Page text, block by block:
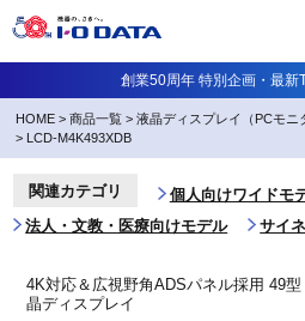
創業50周年 特別企画・最新
HOME >商品一覧 >液晶ディスプレイ（PCモニ
> LCD-M4K493XDB
関連カテゴリ
個人向けワイドモ
法人・文教・医療向けモデル
サイ
4K対応＆広視野角ADSパネル採用 49
晶ディスプレイ